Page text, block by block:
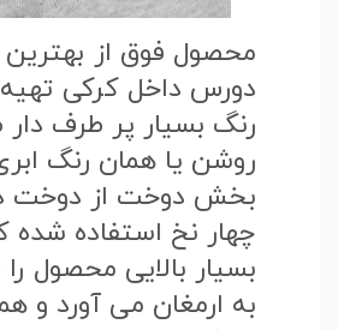
محصول فوق از بهترین
دورس داخل کرکی
رنگ بسیار پر طرف
روشن یا همان رنگ
بخش دوخت از دوخت
چهار نخ استفاده شده
بسیار بالایی محصول
به ارمغان می آورد و